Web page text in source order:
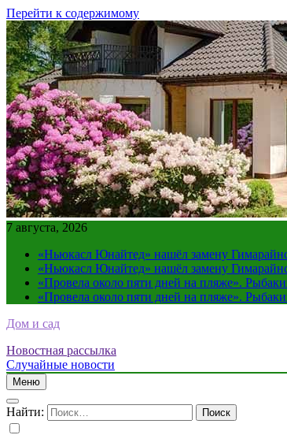
Перейти к содержимому
7 августа, 2026
«Ньюкасл Юнайтед» нашёл замену
«Ньюкасл Юнайтед» нашёл замену
«Провела около пяти дней на пляже».
«Провела около пяти дней на пляже».
Дом и сад
Новостная рассылка
Случайные новости
Меню
Найти: